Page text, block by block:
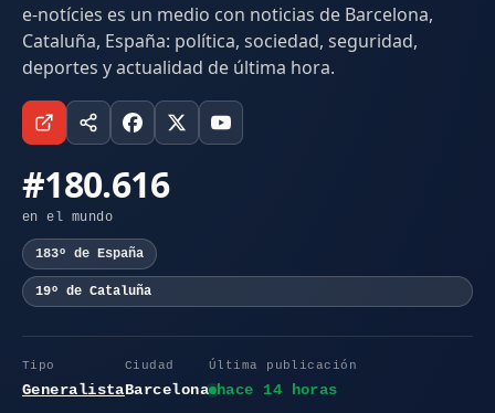
e-notícies es un medio con noticias de Barcelona,
Cataluña, España: política, sociedad, seguridad,
deportes y actualidad de última hora.
#180.616
en el mundo
183º de España
19º de Cataluña
Tipo
Generalista
Ciudad
Barcelona
Última publicación
hace 14 horas